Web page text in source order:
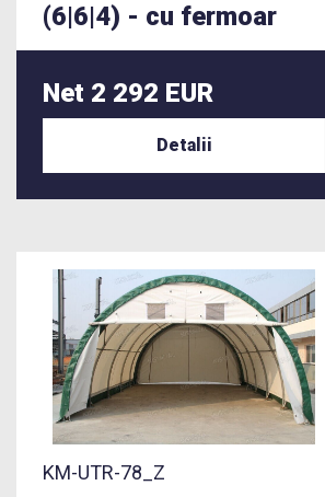
(6|6|4) - cu fermoar
Net 2 292 EUR
Detalii
KM-UTR-78_Z